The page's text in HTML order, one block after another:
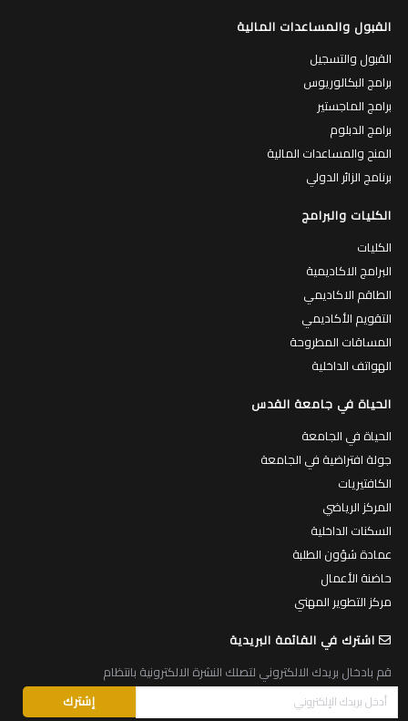
القبول والمساعدات المالية
القبول والتسجيل
برامج البكالوريوس
برامج الماجستير
برامج الدبلوم
المنح والمساعدات المالية
برنامج الزائر الدولي
الكليات والبرامج
الكليات
البرامج الاكاديمية
الطاقم الاكاديمي
التقويم الأكاديمي
المساقات المطروحة
الهواتف الداخلية
الحياة في جامعة القدس
الحياة في الجامعة
جولة افتراضية في الجامعة
الكافتيريات
المركز الرياضي
السكنات الداخلية
عمادة شؤون الطلبة
حاضنة الأعمال
مركز التطوير المهني
اشترك في القائمة البريدية
قم بادخال بريدك الالكتروني لتصلك النشرة الالكترونية بانتظام